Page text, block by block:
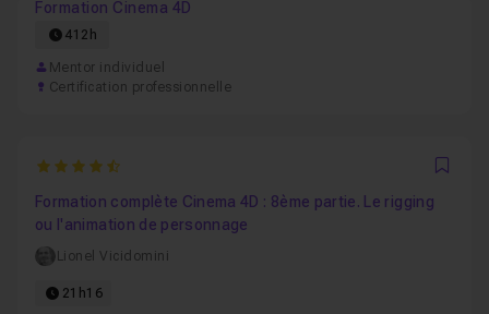
Formation Cinema 4D
412h
Mentor individuel
Certification professionnelle
4.8333333333333
Formation complète Cinema 4D : 8ème partie. Le rigging
ou l'animation de personnage
Lionel Vicidomini
21h16